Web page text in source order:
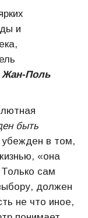
и
Жан-Поль
быть
в том,
«она
сам
должен
не что иное,